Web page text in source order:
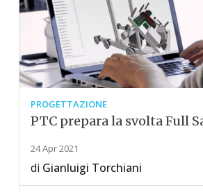
PROGETTAZIONE
PTC prepara la svolta Full
24 Apr 2021
di Gianluigi Torchiani